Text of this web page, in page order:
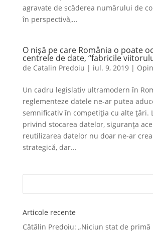
agravate de scăderea numărului de
în perspectivă,...
O nişă pe care România o poate
centrele de date, “fabricile
de Catalin Predoiu | iul. 9, 2019|
Un cadru legislativ ultramodern în
reglementeze datele ne-ar putea
semnificativ în competiţia cu alte ţări.
privind stocarea datelor, siguranţa
reutilizarea datelor nu doar ne-ar
strategică, dar...
Articole recente
Cătălin Predoiu: „Niciun stat de